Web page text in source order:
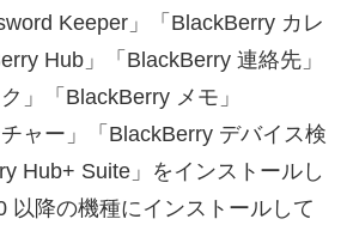
Keeper」「BlackBerry カレ
Hub」「BlackBerry 連絡先」
」「BlackBerry メモ」
チャー」「BlackBerry デバイス検
Hub+ Suite」をインストールし
以降の機種にインストールして